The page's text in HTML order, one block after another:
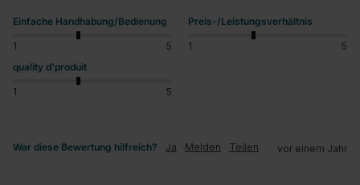
Einfache Handhabung/Bedienung
1 5
Preis-/Leistungsverhältnis
1
5
quality d'produit
1 5
War diese Bewertung hilfreich? Ja Melden Teilen vor einem Jahr